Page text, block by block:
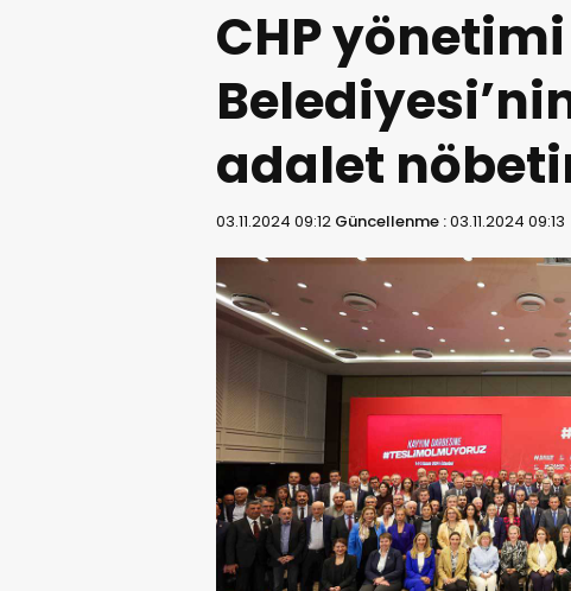
CHP
adalet
03.11.2024 09:12 Güncellenme :03.11.2024 09:13